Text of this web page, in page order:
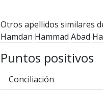
Otros apellidos similares
Hamdan Hammad Abad
Puntos positivos
Conciliación